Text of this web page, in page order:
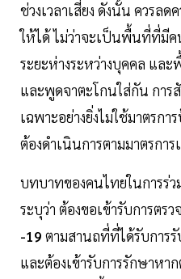
ช่วงเวลาเสี่ยง ดังนั้น ควรล
ให้ได้ ไม่ว่าจะเป็นพื้นที่ที่มี
ระยะห่างระหว่างบุคคล แล
และพูดจาตะโกนใส่กัน การ
เฉพาะอย่างยิ่งไม่ใช้มาตรกา
ต้องดำเนินการตามมาตรกา
บทบาทของคนไทยในการร่
ระบุว่า ต้องขอเข้ารับการตร
-19 ตามสานถที่ที่ได้รับการรั
และต้องเข้ารับการรักษาห